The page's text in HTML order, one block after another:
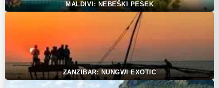
MALDIVI: NEBEŠKI PESEK
ZANZIBAR: NUNGWI EXOTIC